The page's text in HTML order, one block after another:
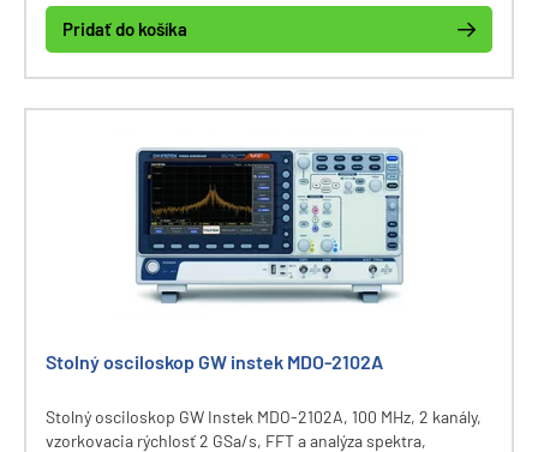
Pridať do košíka
Stolný osciloskop GW instek MDO-2102A
Stolný osciloskop GW Instek MDO-2102A, 100 MHz, 2 kanály,
vzorkovacia rýchlosť 2 GSa/s, FFT a analýza spektra,